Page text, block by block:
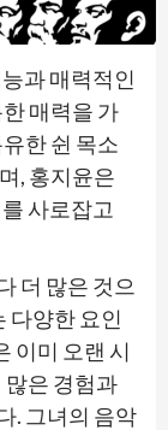
과 매력적인
매력을 가
한 쉰 목소
, 홍지윤은
사로잡고
더 많은 것으
다양한 요인
이미 오랜 시
많은 경험과
. 그녀의 음악